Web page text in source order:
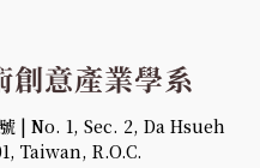
| No. 1, Sec. 2, Da Hsueh
Taiwan, R.O.C.